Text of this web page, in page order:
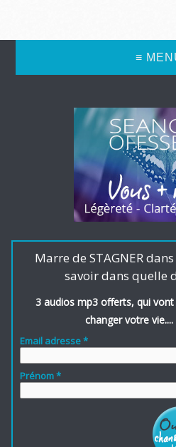
≡
Marre de STAGNER
savoir dans quelle
3 audios mp3 offerts, qui
changer votre
Email adresse *
Prénom *